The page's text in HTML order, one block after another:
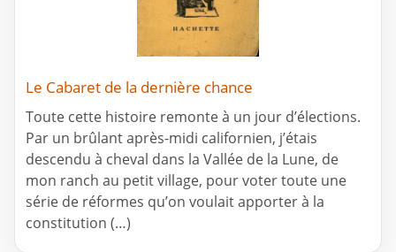
Le Cabaret de la dernière chance
Toute cette histoire remonte à un jour d’élections.
Par un brûlant après-midi californien, j’étais
descendu à cheval dans la Vallée de la Lune, de
mon ranch au petit village, pour voter toute une
série de réformes qu’on voulait apporter à la
constitution (…)